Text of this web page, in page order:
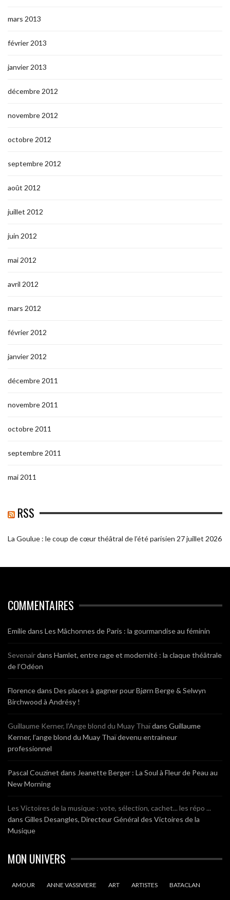
mars 2013
février 2013
janvier 2013
décembre 2012
novembre 2012
octobre 2012
septembre 2012
août 2012
juillet 2012
juin 2012
mai 2012
avril 2012
mars 2012
février 2012
janvier 2012
décembre 2011
novembre 2011
octobre 2011
septembre 2011
mai 2011
RSS
La Goulue : le coup de cœur théâtral de l’été parisien 27 juillet 2026
COMMENTAIRES
Emiliedans Les Mâchonnes de Paris : la gourmandise au féminin
Sevenairdans Hamlet, entre rage et modernité : la claque théâtrale
de l’Odéon
Florencedans Des places à gagner pour Bjørn Berge & Selwyn
Birchwood à Andrésy !
Guillaume Kerner, l’Ange blond du Muay Thaïdans Guillaume
Kerner, l’ange blond du Muay Thaï devenu entraineur
professionnel
Pascal Couzinet dans Jeanette Berger : La Soul à Fleur de Peau au
New Morning
Les Victoires de la musique : vote, sélection, cachet... les répo ...
dans Gilles Desangles, Directeur Général des Victoires de la
Musique
MON UNIVERS
AMOUR ANNE VASSIVIERE ART ARTISTES BATACLAN